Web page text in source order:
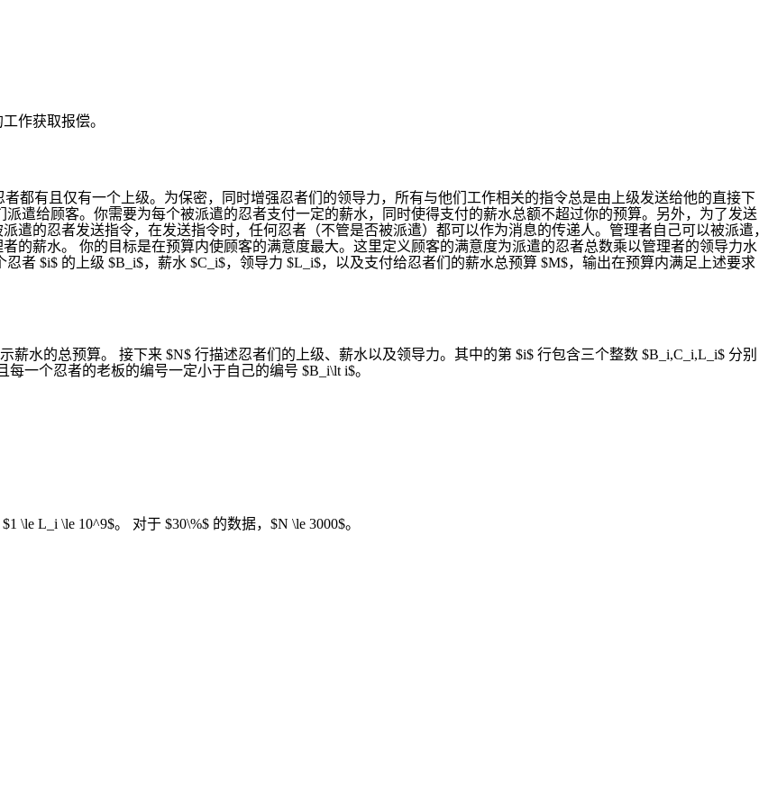
作获取报偿。
都有且仅有一个上级。为保密，同时增强忍者们的领导力，所有与他们工作相关的指令总是由上级发送给他的直接下
遣给顾客。你需要为每个被派遣的忍者支付一定的薪水，同时使得支付的薪水总额不超过你的预算。另外，为了发送
遣的忍者发送指令，在发送指令时，任何忍者（不管是否被派遣）都可以作为消息的传递人。管理者自己可以被派遣，
的薪水。 你的目标是在预算内使顾客的满意度最大。这里定义顾客的满意度为派遣的忍者总数乘以管理者的领导力水
者 $i$ 的上级 $B_i$，薪水 $C_i$，领导力 $L_i$，以及支付给忍者们的薪水总预算 $M$，输出在预算内满足上述要求
薪水的总预算。 接下来 $N$ 行描述忍者们的上级、薪水以及领导力。其中的第 $i$ 行包含三个整数 $B_i,C_i,L_i$ 分别
一个忍者的老板的编号一定小于自己的编号 $B_i\lt i$。
\le L_i \le 10^9$。 对于 $30\%$ 的数据，$N \le 3000$。